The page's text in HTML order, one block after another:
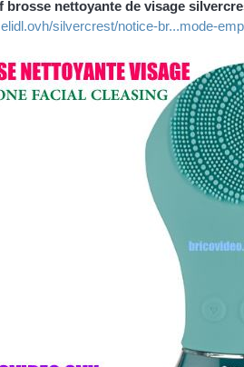
brosse nettoyante de visage
silvercrest/notice-br...mode-